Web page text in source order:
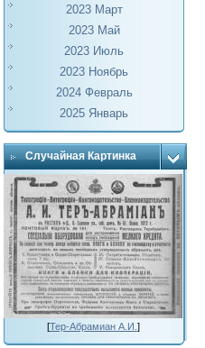
2023 Март
2023 Май
2023 Июль
2023 Ноябрь
2024 Февраль
2025 Январь
Случайная Картинка
[Тер-Абрамиан А.И. ]